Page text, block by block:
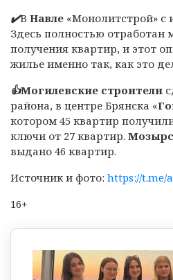
✔️В Навле «Монолитстрой»
Здесь полностью отработан
получения квартир, и этот
жилье именно так, как это
👍Могилевские строители
района, в центре Брянска «
котором 45 квартир
ключи от 27 квартир.
выдано 46 квартир.
Источник и фото: https://t.me/
16+